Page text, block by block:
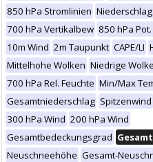
850 hPa Stromlinien Niederschlag
700 hPa Vertikalbew 850 hPa
10m Wind 2m Taupunkt CAPE/LI
Mittelhohe Wolken Niedrige
700 hPa Rel. Feuchte Min/Max
Gesamtniederschlag Spitzenwind
300 hPa Wind 200 hPa Wind
Gesamtbedeckungsgrad
Neuschneehöhe Gesamt-